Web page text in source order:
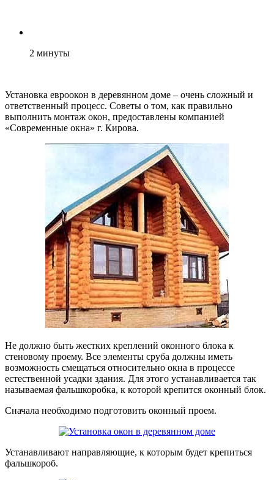
2 минуты
Установка евроокон в деревянном доме – очень сложный и
ответственный процесс. Советы о том, как правильно
выполнить монтаж окон, предоставлены компанией
«Современные окна» г. Кирова.
Не должно быть жестких креплений оконного блока к
стеновому проему. Все элементы сруба должны иметь
возможность смещаться относительно окна в процессе
естественной усадки здания. Для этого устанавливается так
называемая фальшкоробка, к которой крепится оконный блок.
Сначала необходимо подготовить оконный проем.
Устанавливают направляющие, к которым будет крепиться
фальшкороб.